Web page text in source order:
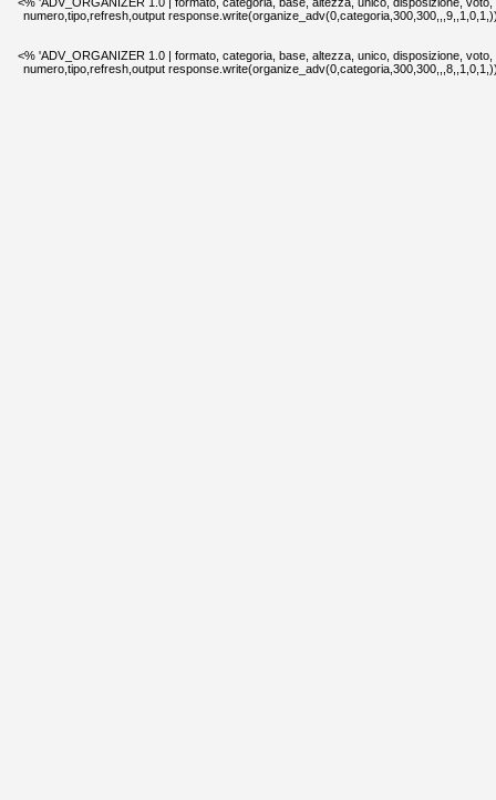
numero,tipo,refresh,output
<% 'ADV_ORGANIZER 1.0 | formato, categoria, base, altezza, unico, disposizione, voto,
numero,tipo,refresh,output